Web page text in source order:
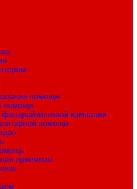
помощи
помощи
фандрайзинговой кампании
помощи
приёмная